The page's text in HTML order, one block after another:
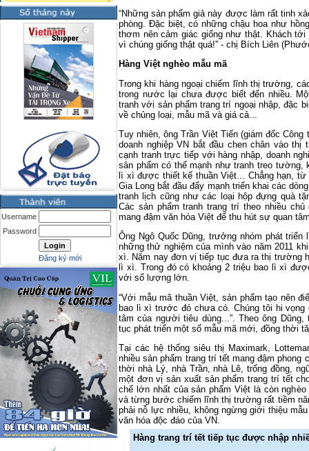
Username
Password
Đăng ký mới
“Những sản phẩm giả này được làm rất tinh
phòng. Đặc biệt, có những chậu hoa như
thơm nên cảm giác giống như thật. Khách
vì chúng giống thật quá!” - chị Bích Liên
Hàng Việt nghèo mẫu mã
Trong khi hàng ngoại chiếm lĩnh thị trường,
trong nước lại chưa được biết đến nhiều.
tranh với sản phẩm trang trí ngoại nhập, đặc
về chủng loại, mẫu mã và giá cả...
Tuy nhiên, ông Trần Việt Tiến (giám đốc
doanh nghiệp VN bắt đầu chen chân vào
cạnh tranh trực tiếp với hàng nhập, doanh
sản phẩm có thế mạnh như tranh treo tường,
lì xì được thiết kế thuần Việt... Chẳng hạn,
Gia Long bắt đầu đẩy mạnh triển khai các
tranh lịch cũng như các loại hộp đựng quà
Các sản phẩm tranh trang trí theo nhiều
mang đậm văn hóa Việt để thu hút sự quan
Ông Ngô Quốc Dũng, trưởng nhóm phát
những thử nghiệm của mình vào năm 2011
xì. Năm nay đơn vị tiếp tục đưa ra thị trường
lì xì. Trong đó có khoảng 2 triệu bao lì xì
với số lượng lớn.
“Với mẫu mã thuần Việt, sản phẩm tạo nên
bao lì xì trước đó chưa có. Chúng tôi hi
tâm của người tiêu dùng...”. Theo ông
tục phát triển một số mẫu mã mới, đồng thời
Tại các hệ thống siêu thị Maximark,
nhiều sản phẩm trang trí tết mang đậm
thời nhà Lý, nhà Trần, nhà Lê, trống đồng,
một đơn vị sản xuất sản phẩm trang trí tết
chế lớn nhất của sản phẩm Việt là còn
và từng bước chiếm lĩnh thị trường rất tiềm
phải nỗ lực nhiều, không ngừng giới thiệu
văn hóa độc đáo của VN.
Hàng trang trí tết tiếp tục được nhập